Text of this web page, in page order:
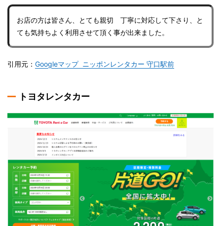
お店の方は皆さん、とても親切 丁寧に対応して下さり、と
ても気持ちよく利用させて頂く事が出来ました。
引用元： Googleマップ ニッポンレンタカー 守口駅前
トヨタレンタカー